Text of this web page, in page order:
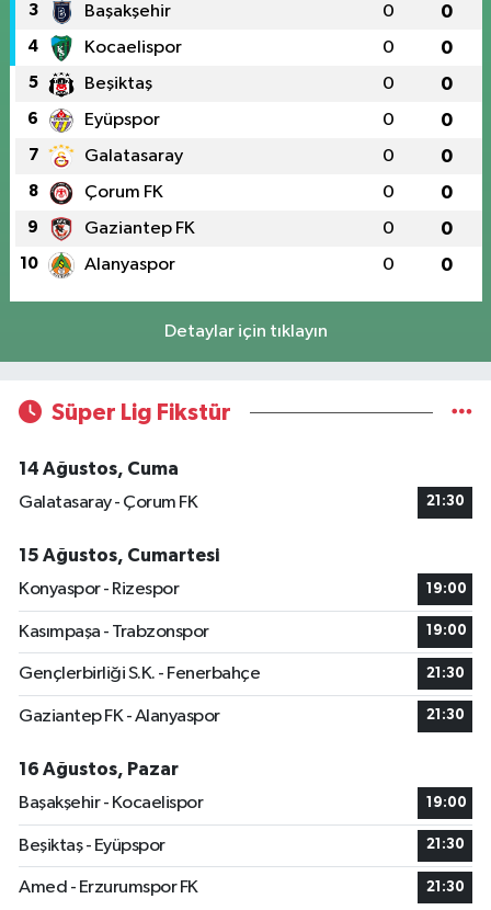
3 Başakşehir 0 0
4 Kocaelispor 0 0
5 Beşiktaş 0 0
6 Eyüpspor 0 0
7 Galatasaray 0 0
8 Çorum FK 0 0
9 Gaziantep FK 0 0
10 Alanyaspor 0 0
Detaylar için tıklayın
Süper Lig Fikstür
14 Ağustos, Cuma
Galatasaray - Çorum FK
21:30
15 Ağustos, Cumartesi
Konyaspor - Rizespor
19:00
Kasımpaşa - Trabzonspor 19:00
Gençlerbirliği S.K. - Fenerbahçe 21:30
Gaziantep FK - Alanyaspor 21:30
16 Ağustos, Pazar
Başakşehir - Kocaelispor
19:00
Beşiktaş - Eyüpspor 21:30
Amed - Erzurumspor FK 21:30